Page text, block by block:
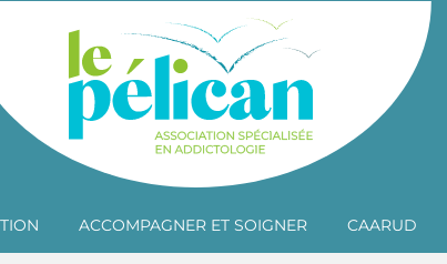
ACCOMPAGNER ET SOIGNER CAARUD